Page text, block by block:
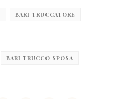
BARI TRUCCATORE
BARI TRUCCO SPOSA